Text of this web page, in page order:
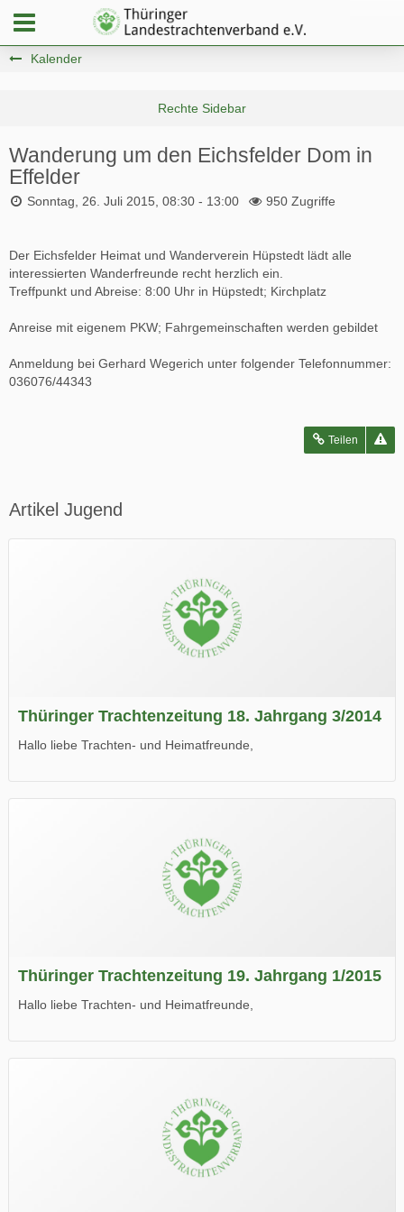
Kalender
Wanderung um den Eichsfelder Dom in
Effelder
Sonntag, 26. Juli 2015, 08:30 - 13:00 950 Zugriffe
Der Eichsfelder Heimat und Wanderverein Hüpstedt lädt alle
interessierten Wanderfreunde recht herzlich ein.
Treffpunkt und Abreise: 8:00 Uhr in Hüpstedt; Kirchplatz
Anreise mit eigenem PKW; Fahrgemeinschaften werden gebildet
Anmeldung bei Gerhard Wegerich unter folgender Telefonnummer:
036076/44343
Teilen
Artikel Jugend
Thüringer Trachtenzeitung 18. Jahrgang 3/2014
Hallo liebe Trachten- und Heimatfreunde,
Wir wünschen Euch viel Spaß beim Lesen.
Thüringer Trachtenzeitung 19. Jahrgang 1/2015
Hallo liebe Trachten- und Heimatfreunde,
Wir wünschen Euch viel Spaß beim Lesen.